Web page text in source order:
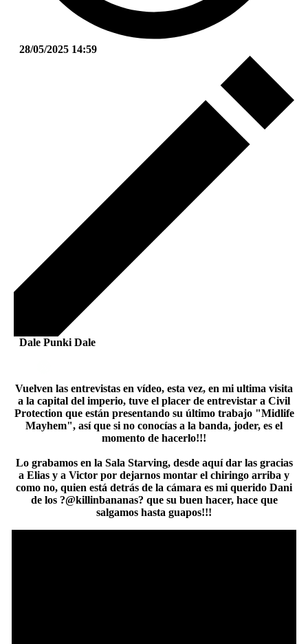
28/05/2025 14:59
Dale Punki Dale
Vuelven las entrevistas en vídeo, esta vez, en mi ultima visita
a la capital del imperio, tuve el placer de entrevistar a Civil
Protection que están presentando su último trabajo "Midlife
Mayhem", así que si no conocías a la banda, joder, es el
momento de hacerlo!!!
Lo grabamos en la Sala Starving, desde aquí dar las gracias
a Elias y a Victor por dejarnos montar el chiringo arriba y
como no, quien está detrás de la cámara es mi querido Dani
de los ?@killinbananas? que su buen hacer, hace que
salgamos hasta guapos!!!